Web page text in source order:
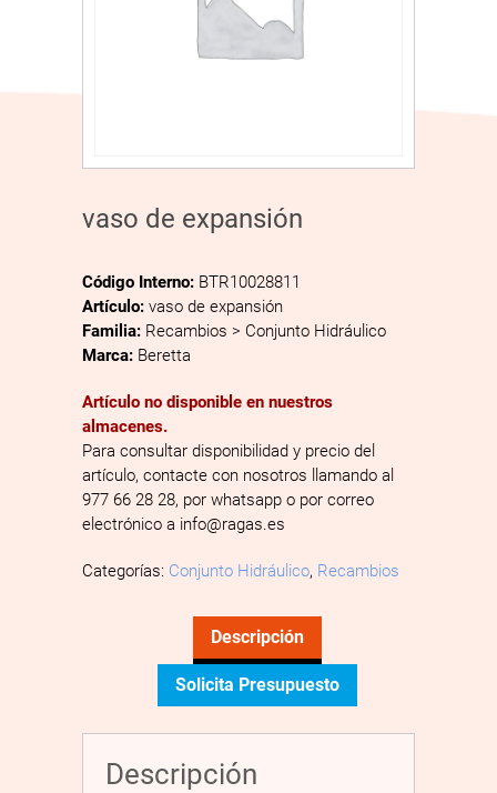
vaso de expansión
Código Interno: BTR10028811
Artículo: vaso de expansión
Familia: Recambios > Conjunto Hidráulico
Marca: Beretta
Artículo no disponible en nuestros
almacenes.
Para consultar disponibilidad y precio del
artículo, contacte con nosotros llamando al
977 66 28 28, por whatsapp o por correo
electrónico a info@ragas.es
Categorías: Conjunto Hidráulico, Recambios
Descripción
Solicita Presupuesto
Descripción